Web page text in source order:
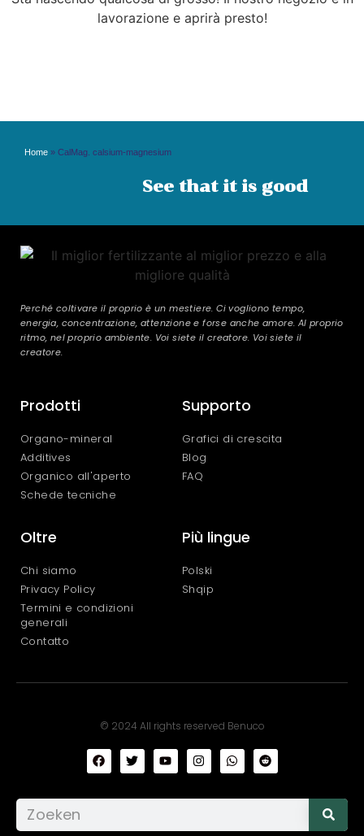
lavorazione e aprirà presto!
Home » CalMag. calsium-magnesium
See that it is good
Perché coltivare il proprio è un mestiere. Ci vogliono tempo,
energia, concentrazione, attenzione e forse anche amore. Al proprio
ritmo, nel proprio ambiente. Voi siete il creatore. Voi siete il
creatore.
Prodotti
Organo-mineral
Additives
Organico all'aperto
Schede tecniche
Supporto
Grafici di crescita
Blog
FAQ
Oltre
Chi siamo
Privacy Policy
Termini e condizioni
generali
Contatto
Più lingue
Polski
Shqip
© 2024 All rights reserved Benuco